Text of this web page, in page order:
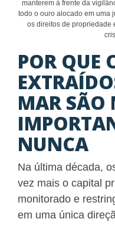
manterem à frente da
todo o ouro alocado em uma
os direitos de propriedade
POR QUE
MAR SÃO
NUNCA
Na última década,
vez mais o capital
monitorado e
em uma única